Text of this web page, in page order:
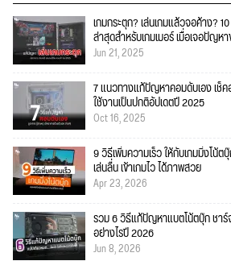
เกมกระตุก? เล่นเกมแล้วจอค้าง?
ล่าสุดสำหรับเกมเมอร์ เมื่อเจอปัญห
Jun 21, 2025
7 แนวทางแก้ปัญหาคอมดับเอง เช็
ใช้งานเป็นปกติอัปเดตปี 2025
Oct 16, 2025
9 วิธีเพิ่มความเร็ว ให้กับเกมมิ่งโน้ต
เล่นลื่น เข้าเกมไว ได้ภาพสวย
Apr 23, 2026
รวม 6 วิธีแก้ปัญหาแบตโน้ตบุ๊ก ชาร์
อย่างไรปี 2026
Jun 8, 2026